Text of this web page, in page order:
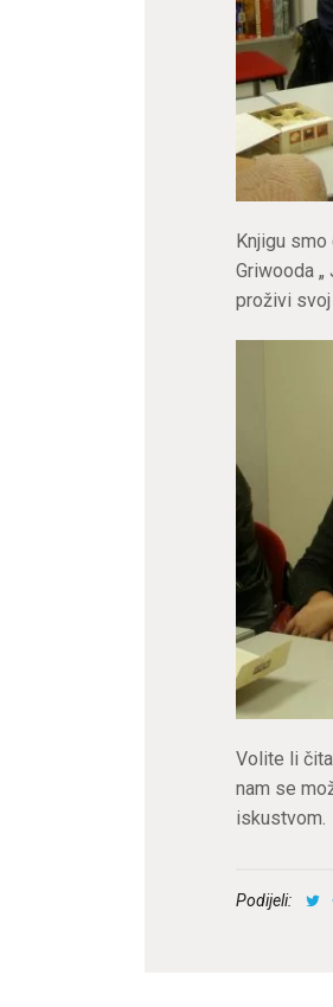
Knjigu
Griwooda
proživi
Volite li
nam se
iskustvom.
Podijeli: